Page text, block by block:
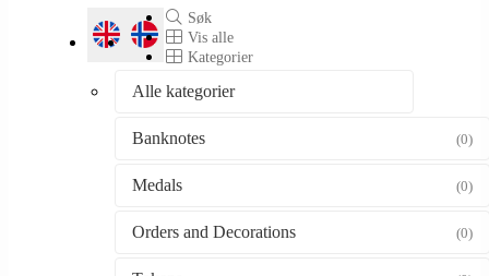
Søk
Vis alle
Kategorier
Alle kategorier
Banknotes (0)
Medals (0)
Orders and Decorations (0)